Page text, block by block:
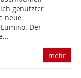
genutzter
neue
Der
mehr